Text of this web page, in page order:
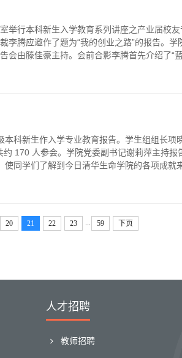
举行本科新生入学教育系列讲座之产业届校
腾应邀作了题为“我的创业之路”的报告。
会由滕佳豪主持。会前合影李腾首先介绍了“
科新生作入学专业教育报告。学生组组长项
170 人参会。学院党委副书记谢莉萍主持报
同学们了解到今日清华生命学院的各项成就
20 21 22 23 59 下页
人才招聘
教师招聘